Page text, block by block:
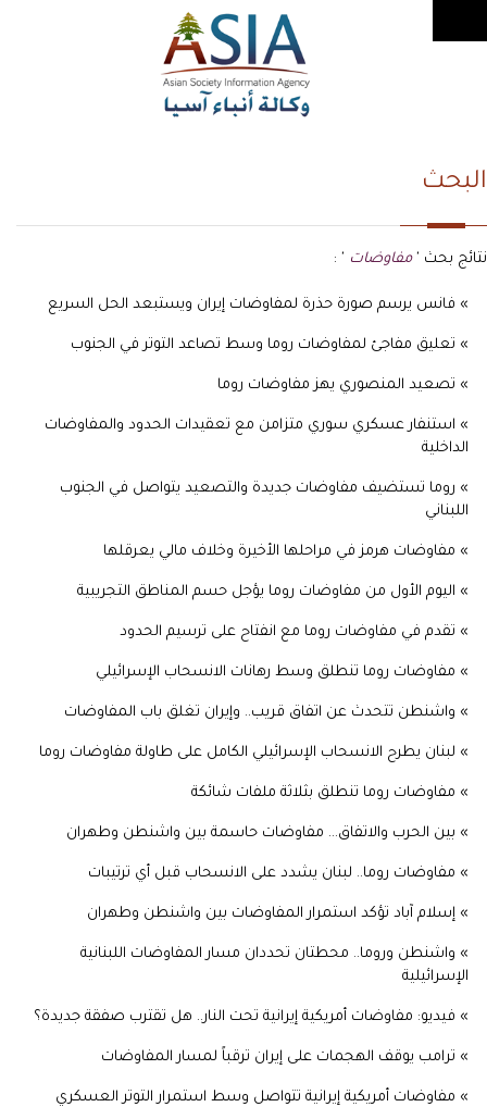
البحث
نتائج بحث 'مفاوضات ' :
» فانس يرسم صورة حذرة لمفاوضات إيران ويستبعد الحل السريع
» تعليق مفاجئ لمفاوضات روما وسط تصاعد التوتر في الجنوب
» تصعيد المنصوري يهز مفاوضات روما
» استنفار عسكري سوري متزامن مع تعقيدات الحدود والمفاوضات
الداخلية
» روما تستضيف مفاوضات جديدة والتصعيد يتواصل في الجنوب
اللبناني
» مفاوضات هرمز في مراحلها الأخيرة وخلاف مالي يعرقلها
» اليوم الأول من مفاوضات روما يؤجل حسم المناطق التجريبية
» تقدم في مفاوضات روما مع انفتاح على ترسيم الحدود
» مفاوضات روما تنطلق وسط رهانات الانسحاب الإسرائيلي
» واشنطن تتحدث عن اتفاق قريب.. وإيران تغلق باب المفاوضات
» لبنان يطرح الانسحاب الإسرائيلي الكامل على طاولة مفاوضات روما
» مفاوضات روما تنطلق بثلاثة ملفات شائكة
» بين الحرب والاتفاق... مفاوضات حاسمة بين واشنطن وطهران
» مفاوضات روما.. لبنان يشدد على الانسحاب قبل أي ترتيبات
» إسلام آباد تؤكد استمرار المفاوضات بين واشنطن وطهران
» واشنطن وروما.. محطتان تحددان مسار المفاوضات اللبنانية
الإسرائيلية
» فيديو: مفاوضات أمريكية إيرانية تحت النار.. هل تقترب صفقة جديدة؟
» ترامب يوقف الهجمات على إيران ترقباً لمسار المفاوضات
» مفاوضات أمريكية إيرانية تتواصل وسط استمرار التوتر العسكري